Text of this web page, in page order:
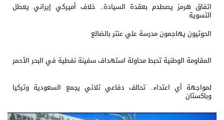
اتفاق هرمز يصطدم بعقدة السيادة.. خلاف أميركي إيراني يعطل
التسوية
الحوثيون يهاجمون مدرسة علي عنتر بالضالع
المقاومة الوطنية تحبط محاولة استهداف سفينة نفطية في البحر الأحمر
لمواجهة أي اعتداء.. تحالف دفاعي ثلاثي يجمع السعودية وتركيا
وباكستان